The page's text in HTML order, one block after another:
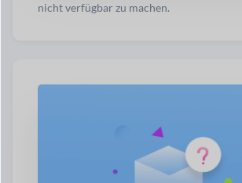
nicht verfügbar zu machen.